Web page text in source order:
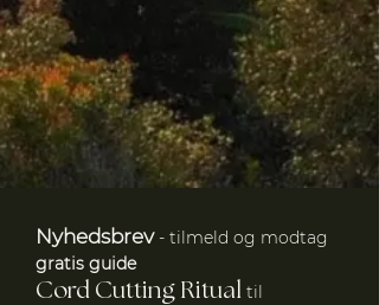
Nyhedsbrev - tilmeld og modtag
gratis guide
Cord Cutting Ritual til